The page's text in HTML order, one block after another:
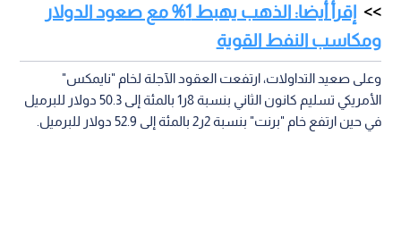
إقرأ أيضا: الذهب يهبط 1% مع صعود الدولار
ومكاسب النفط القوية
وعلى صعيد التداولات، ارتفعت العقود الآجلة لخام "نايمكس"
الأمريكي تسليم كانون الثاني بنسبة 8ر1 بالمئة إلى 50.3 دولار للبرميل
في حين ارتفع خام "برنت" بنسبة 2ر2 بالمئة إلى 52.9 دولار للبرميل.